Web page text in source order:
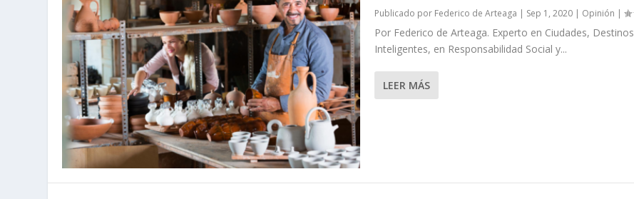
Publicado por Federico de Arteaga | Sep 1, 2020| Opinión |
Por Federico de Arteaga. Experto en Ciudades, Destinos
Inteligentes, en Responsabilidad Social y...
LEER MÁS